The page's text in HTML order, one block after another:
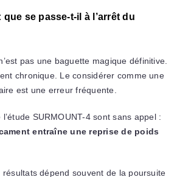
que se passe-t-il à l’arrêt du
pas une baguette magique définitive.
chronique. Le considérer comme une
est une erreur fréquente.
SURMOUNT-4 sont sans appel :
entraîne une reprise de poids
résultats dépend souvent de la poursuite